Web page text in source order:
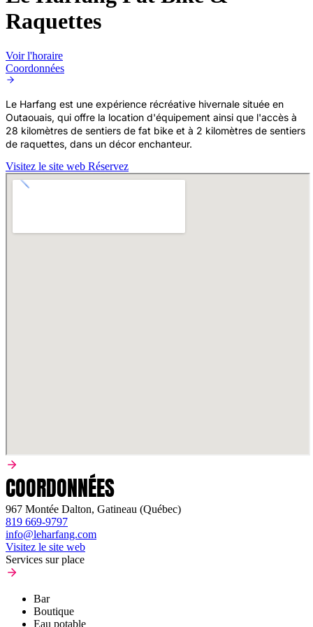
Raquettes
Voir l'horaire
Coordonnées
Le Harfang est une expérience récréative hivernale située en
Outaouais, qui offre la location d'équipement ainsi que l'accès à
28 kilomètres de sentiers de fat bike et à 2 kilomètres de sentiers
de raquettes, dans un décor enchanteur.
Visitez le site web Réservez
COORDONNÉES
967 Montée Dalton, Gatineau (Québec)
819 669-9797
info@leharfang.com
Visitez le site web
Services sur place
Bar
Boutique
Eau potable